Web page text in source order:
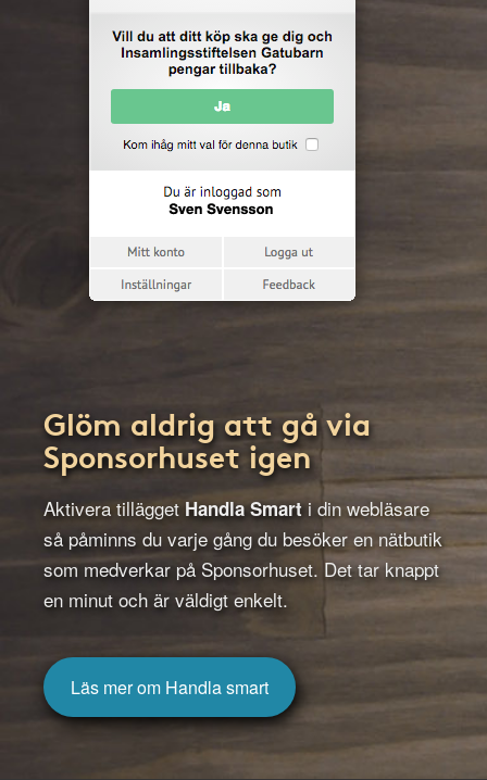
Glöm aldrig att gå via
Sponsorhuset igen
Aktivera tillägget Handla Smarti din webläsare
så påminns du varje gång du besöker en nätbutik
som medverkar på Sponsorhuset. Det tar knappt
en minut och är väldigt enkelt.
Läs mer om Handla smart